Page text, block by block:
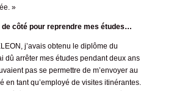
»
de côté pour reprendre mes études…
j’avais obtenu le diplôme du
dû arrêter mes études pendant deux ans
pas se permettre de m’envoyer au
en tant qu’employé de visites itinérantes.